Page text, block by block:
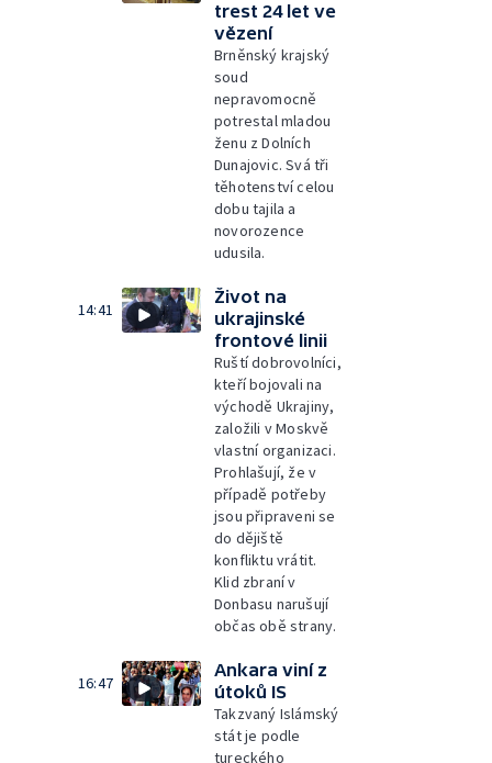
trest 24 let ve
vězení
Brněnský krajský
soud
nepravomocně
potrestal mladou
ženu z Dolních
Dunajovic. Svá tři
těhotenství celou
dobu tajila a
novorozence
udusila.
14:41
Život na
ukrajinské
frontové linii
Ruští dobrovolníci,
kteří bojovali na
východě Ukrajiny,
založili v Moskvě
vlastní organizaci.
Prohlašují, že v
případě potřeby
jsou připraveni se
do dějiště
konfliktu vrátit.
Klid zbraní v
Donbasu narušují
občas obě strany.
16:47
Ankara viní z
útoků IS
Takzvaný Islámský
stát je podle
tureckého